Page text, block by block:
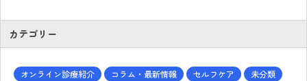
カテゴリー
オンライン診療紹介 コラム・最新情報 セルフケア 未分類